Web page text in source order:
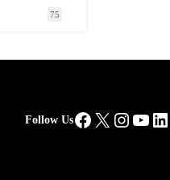
75
Follow UsFacebook
X